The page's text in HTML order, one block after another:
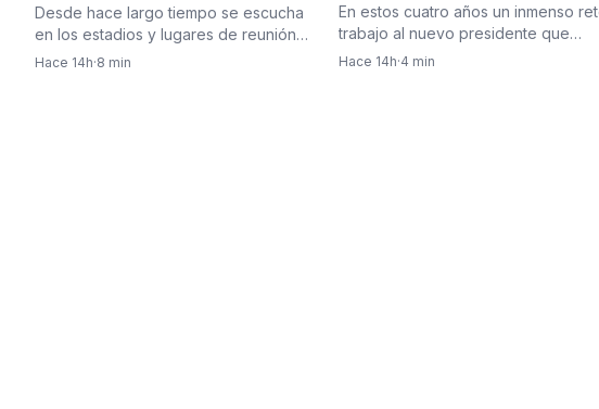
Desde hace largo tiempo se escucha
en los estadios y lugares de reunión
del público ese grito que…
Hace 14h·8 min
En estos cuatro años un inmenso
trabajo al nuevo presidente que
afortunadamente es joven,…
Hace 14h·4 min